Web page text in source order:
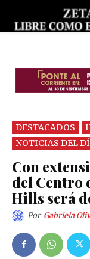
DESTACADOS
NOTICIAS DEL
Con
del Centro
Hills será
Por Gabriela